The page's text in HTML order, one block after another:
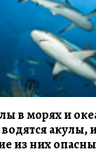
в морях и
акулы,
из них